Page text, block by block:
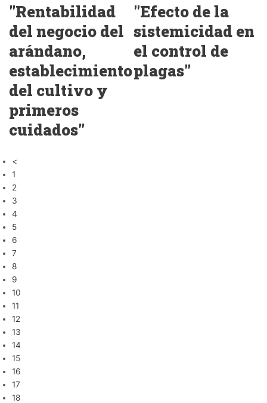
"Rentabilidad
del negocio del
arándano,
establecimiento
del cultivo y
primeros
cuidados"
"Efecto de la
sistemicidad en
el control de
plagas"
<
1
2
3
4
5
6
7
8
9
10
11
12
13
14
15
16
17
18